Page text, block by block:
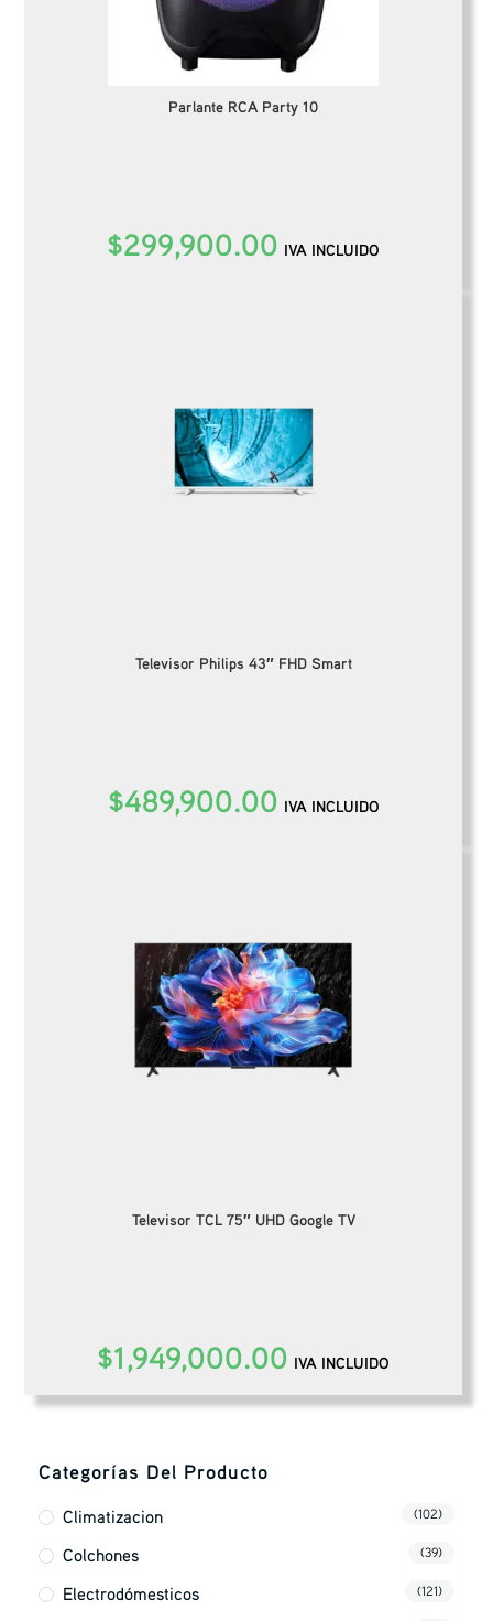
Parlante RCA Party 10
$299,900.00 IVA INCLUIDO
Televisor Philips 43″ FHD Smart
$489,900.00 IVA INCLUIDO
Televisor TCL 75″ UHD Google TV
$1,949,000.00 IVA INCLUIDO
Categorías Del Producto
Climatizacion (102)
Colchones (39)
Electrodómesticos (121)